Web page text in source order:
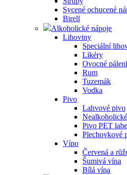
Sycené ochucené
Birell
Alkoholické nápoje
Lihoviny
Speciální
Likéry
Ovocné
Rum
Tuzemák
Vodka
Pivo
Lahvové pivo
Pivo PET
Plechovkové
Víno
Červená a
Šumivá vína
Bílá vína